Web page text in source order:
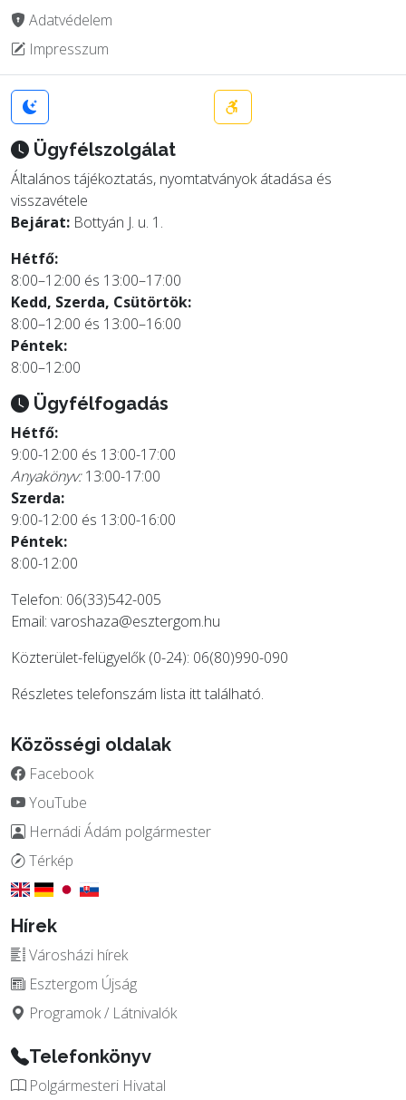
Adatvédelem
Impresszum
Ügyfélszolgálat
Általános tájékoztatás, nyomtatványok átadása és
visszavétele
Bejárat: Bottyán J. u. 1.
Hétfő:
8:00–12:00 és 13:00–17:00
Kedd, Szerda, Csütörtök:
8:00–12:00 és 13:00–16:00
Péntek:
8:00–12:00
Ügyfélfogadás
Hétfő:
9:00-12:00 és 13:00-17:00
Anyakönyv:13:00-17:00
Szerda:
9:00-12:00 és 13:00-16:00
Péntek:
8:00-12:00
Telefon: 06(33)542-005
Email: varoshaza@esztergom.hu
Közterület-felügyelők (0-24): 06(80)990-090
Részletes telefonszám lista itttalálható.
Közösségi oldalak
Facebook
YouTube
Hernádi Ádám polgármester
Térkép
Hírek
Városházi hírek
Esztergom Újság
Programok / Látnivalók
Telefonkönyv
Polgármesteri Hivatal